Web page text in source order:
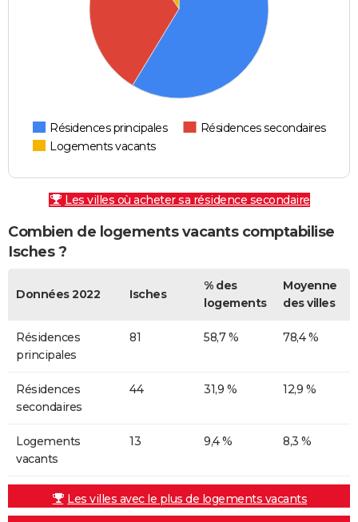
Résidences principales
Résidences secondaires
Logements vacants
Les villes où acheter sa résidence secondaire
Combien de logements vacants comptabilise
Isches ?
Données 2022 Isches
% des
logements
Moyenne
des villes
Résidences
principales
81 58,7 % 78,4 %
Résidences
secondaires
44 31,9 % 12,9 %
Logements
vacants
13 9,4 % 8,3 %
Les villes avec le plus de logements vacants